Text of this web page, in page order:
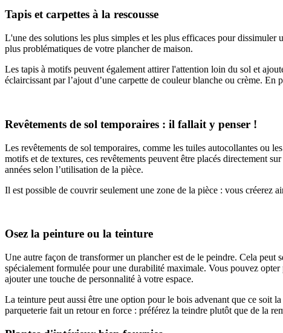
Tapis et carpettes à la rescousse
L'une des solutions les plus simples et les plus efficaces pour dissimuler
plus problématiques de votre plancher de maison.
Les tapis à motifs peuvent également attirer l'attention loin du sol et
éclaircissant par l’ajout d’une carpette de couleur blanche ou crème.
Revêtements de sol temporaires : il fallait y penser !
Les revêtements de sol temporaires, comme les tuiles autocollantes ou
motifs et de textures, ces revêtements peuvent être placés directement
années selon l’utilisation de la pièce.
Il est possible de couvrir seulement une zone de la pièce : vous créerez
Osez la peinture ou la teinture
Une autre façon de transformer un plancher est de le peindre. Cela peut
spécialement formulée pour une durabilité maximale. Vous pouvez
ajouter une touche de personnalité à votre espace.
La teinture peut aussi être une option pour le bois advenant que ce soit
parqueterie fait un retour en force : préférez la teindre plutôt que de la